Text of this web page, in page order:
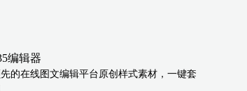
编辑器
的在线图文编辑平台原创样式素材，一键套